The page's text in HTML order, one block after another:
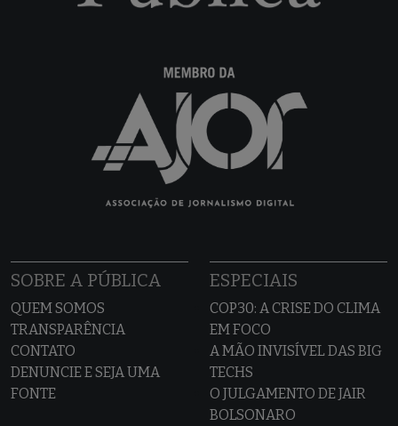
SOBRE A PÚBLICA
QUEM SOMOS
TRANSPARÊNCIA
CONTATO
DENUNCIE E SEJA UMA
FONTE
ESPECIAIS
COP30: A CRISE DO CLIMA
EM FOCO
A MÃO INVISÍVEL DAS BIG
TECHS
O JULGAMENTO DE JAIR
BOLSONARO